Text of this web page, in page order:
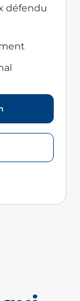
défendu